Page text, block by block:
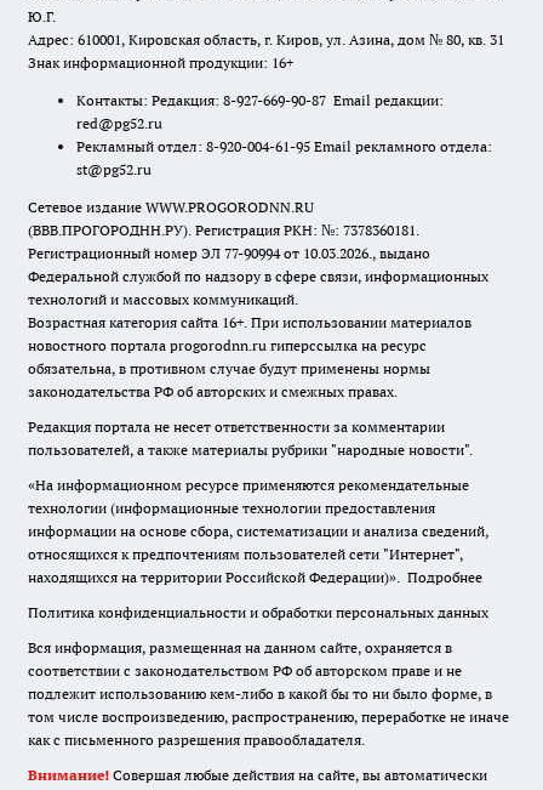
Ю.Г.
Адрес: 610001, Кировская область, г. Киров, ул. Азина, дом № 80, кв. 31
Знак информационной продукции: 16+
Контакты: Редакция: 8-927-669-90-87 Email редакции:
red@pg52.ru
Рекламный отдел: 8-920-004-61-95 Email рекламного отдела:
st@pg52.ru
Сетевое издание WWW.PROGORODNN.RU
(ВВВ.ПРОГОРОДНН.РУ). Регистрация РКН: №: 7378360181.
Регистрационный номер ЭЛ 77-90994 от 10.03.2026., выдано
Федеральной службой по надзору в сфере связи, информационных
технологий и массовых коммуникаций.
Возрастная категория сайта 16+. При использовании материалов
новостного портала progorodnn.ru гиперссылка на ресурс
обязательна, в противном случае будут применены нормы
законодательства РФ об авторских и смежных правах.
Редакция портала не несет ответственности за комментарии
пользователей, а также материалы рубрики "народные новости".
«На информационном ресурсе применяются рекомендательные
технологии (информационные технологии предоставления
информации на основе сбора, систематизации и анализа сведений,
относящихся к предпочтениям пользователей сети "Интернет",
находящихся на территории Российской Федерации)». Подробнее
Политика конфиденциальности и обработки персональных данных
Вся информация, размещенная на данном сайте, охраняется в
соответствии с законодательством РФ об авторском праве и не
подлежит использованию кем-либо в какой бы то ни было форме, в
том числе воспроизведению, распространению, переработке не иначе
как с письменного разрешения правообладателя.
Внимание! Совершая любые действия на сайте, вы автоматически